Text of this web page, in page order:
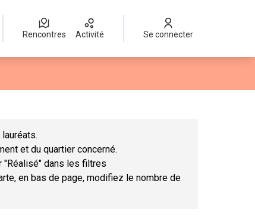
Rencontres Activité Se connecter
et du quartier concerné.
"Réalisé" dans les filtres
en bas de page, modifiez le nombre de